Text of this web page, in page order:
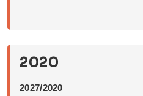
2020
2027/2020